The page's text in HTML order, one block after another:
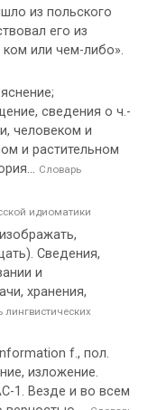
из польского
его из
ком или чем-либо».
сведения о ч.-
человеком и
и растительном
Словарь
идиоматики
Сведения,
и
хранения,
лингвистических
f., пол.
изложение.
1. Везде и во всем